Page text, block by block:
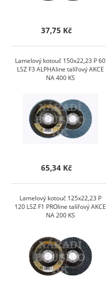
37,75 Kč
Lamelový kotouč 150x22,23 P 60
LSZ F3 ALPHAline talířový AKCE
NA 400 KS
65,34 Kč
Lamelový kotouč 125x22,23 P
120 LSZ F1 PROline talířový AKCE
NA 200 KS